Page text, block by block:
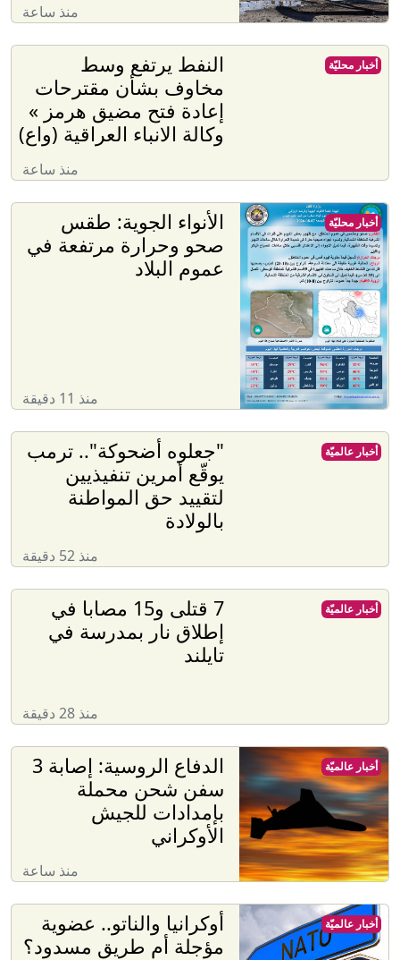
منذ ساعة
النفط يرتفع وسط
مخاوف بشأن مقترحات
إعادة فتح مضيق هرمز »
وكالة الانباء العراقية (واع)
منذ ساعة
أخبار محليّة
الأنواء الجوية: طقس
صحو وحرارة مرتفعة في
عموم البلاد
منذ 11 دقيقة
أخبار محليّة
"جعلوه أضحوكة".. ترمب
يوقّع أمرين تنفيذيين
لتقييد حق المواطنة
بالولادة
منذ 52 دقيقة
أخبار عالميّة
7 قتلى و15 مصابا في
إطلاق نار بمدرسة في
تايلند
منذ 28 دقيقة
أخبار عالميّة
الدفاع الروسية: إصابة 3
سفن شحن محملة
بإمدادات للجيش
الأوكراني
منذ ساعة
أخبار عالميّة
أوكرانيا والناتو.. عضوية
مؤجلة أم طريق مسدود؟
أخبار عالميّة